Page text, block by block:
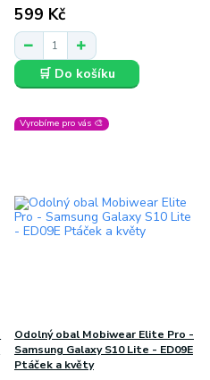
599 Kč
🛒 Do košíku
Vyrobíme pro vás 🎨
Odolný obal Mobiwear Elite Pro -
Samsung Galaxy S10 Lite - ED09E
Ptáček a květy